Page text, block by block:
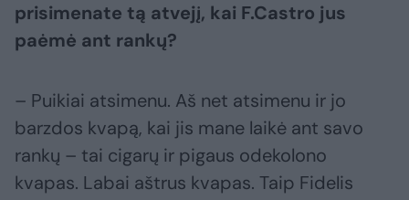
prisimenate tą atvejį, kai F.Castro jus
paėmė ant rankų?
– Puikiai atsimenu. Aš net atsimenu ir jo
barzdos kvapą, kai jis mane laikė ant savo
rankų – tai cigarų ir pigaus odekolono
kvapas. Labai aštrus kvapas. Taip Fidelis